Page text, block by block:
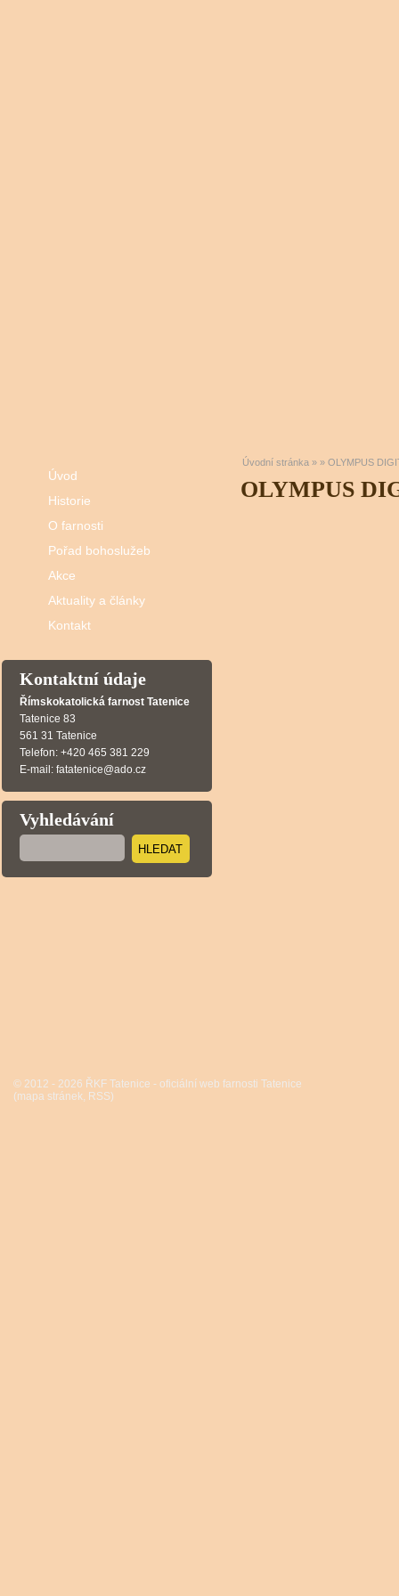
OLYMPUS
Úvodní stránka » » OLYMPUS
Úvod
Historie
O farnosti
Pořad bohoslužeb
Akce
Aktuality a články
Kontakt
Kontaktní údaje
Římskokatolická farnost Tatenice
Tatenice 83
561 31 Tatenice
Telefon: +420 465 381 229
E-mail: fatatenice@ado.cz
Vyhledávání
HLEDAT
© 2012 - 2026 ŘKF Tatenice - oficiální web farnosti Tatenice
(mapa stránek, RSS)